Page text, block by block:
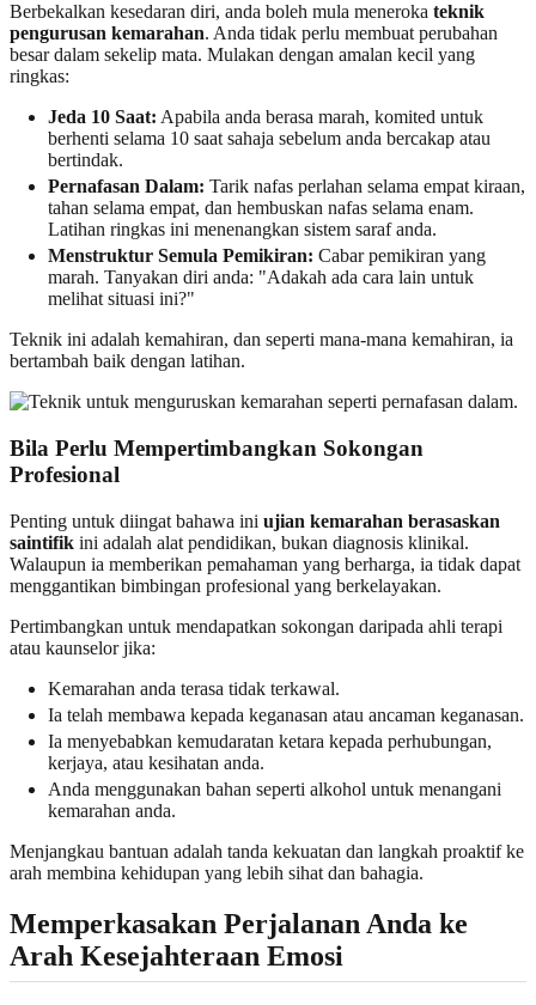
Berbekalkan kesedaran diri, anda boleh mula meneroka teknik
pengurusan kemarahan. Anda tidak perlu membuat perubahan
besar dalam sekelip mata. Mulakan dengan amalan kecil yang
ringkas:
Jeda 10 Saat: Apabila anda berasa marah, komited untuk
berhenti selama 10 saat sahaja sebelum anda bercakap atau
bertindak.
Pernafasan Dalam: Tarik nafas perlahan selama empat kiraan,
tahan selama empat, dan hembuskan nafas selama enam.
Latihan ringkas ini menenangkan sistem saraf anda.
Menstruktur Semula Pemikiran: Cabar pemikiran yang
marah. Tanyakan diri anda: "Adakah ada cara lain untuk
melihat situasi ini?"
Teknik ini adalah kemahiran, dan seperti mana-mana kemahiran, ia
bertambah baik dengan latihan.
Bila Perlu Mempertimbangkan Sokongan
Profesional
Penting untuk diingat bahawa ini ujian kemarahan berasaskan
saintifik ini adalah alat pendidikan, bukan diagnosis klinikal.
Walaupun ia memberikan pemahaman yang berharga, ia tidak dapat
menggantikan bimbingan profesional yang berkelayakan.
Pertimbangkan untuk mendapatkan sokongan daripada ahli terapi
atau kaunselor jika:
Kemarahan anda terasa tidak terkawal.
Ia telah membawa kepada keganasan atau ancaman keganasan.
Ia menyebabkan kemudaratan ketara kepada perhubungan,
kerjaya, atau kesihatan anda.
Anda menggunakan bahan seperti alkohol untuk menangani
kemarahan anda.
Menjangkau bantuan adalah tanda kekuatan dan langkah proaktif ke
arah membina kehidupan yang lebih sihat dan bahagia.
Memperkasakan Perjalanan Anda ke
Arah Kesejahteraan Emosi